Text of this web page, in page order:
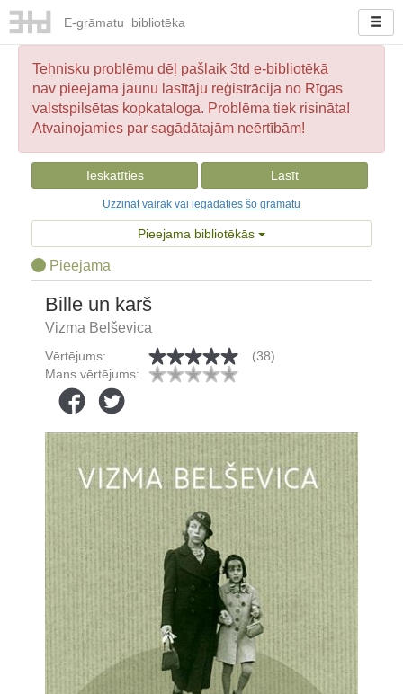
E-grāmatu bibliotēka
Tehnisku problēmu dēļ pašlaik 3td e-bibliotēkā
nav pieejama jaunu lasītāju reģistrācija no Rīgas
valstspilsētas kopkataloga. Problēma tiek risināta!
Atvainojamies par sagādātajām neērtībām!
Ieskatīties Lasīt
Uzzināt vairāk vai iegādāties šo grāmatu
Pieejama bibliotēkās
Pieejama
Bille un karš
Vizma Belševica
Vērtējums:
(38)
Mans vērtējums: